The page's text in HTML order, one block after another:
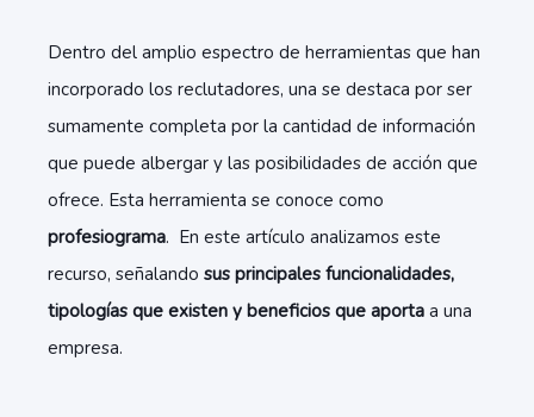
Dentro del amplio espectro de herramientas que han
incorporado los reclutadores, una se destaca por ser
sumamente completa por la cantidad de información
que puede albergar y las posibilidades de acción que
ofrece. Esta herramienta se conoce como
profesiograma. En este artículo analizamos este
recurso, señalando sus principales funcionalidades,
tipologías que existen y beneficios que aporta a una
empresa.